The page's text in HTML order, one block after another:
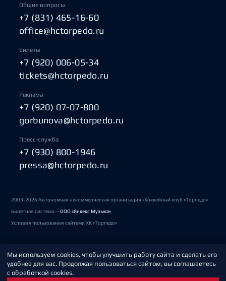
Общие вопросы
+7 (831) 465-16-60
office@hctorpedo.ru
Билеты
+7 (920) 006-05-34
tickets@hctorpedo.ru
Реклама
+7 (920) 07-07-800
gorbunova@hctorpedo.ru
Пресс-служба
+7 (930) 800-1946
pressa@hctorpedo.ru
2003-2026 Автономная некоммерческая организация «Хоккейный клуб «Торпедо»
Билетная система —ООО «Яндекс Музыка»
Условия пользования сайтами ХК «Торпедо»
Политика обработки персональных данных
Пользовательское соглашение
Мы используем cookies, чтобы улучшить работу сайта и сделать его
удобнее для вас. Продолжая пользоваться сайтом, вы соглашаетесь
с обработкой cookies.